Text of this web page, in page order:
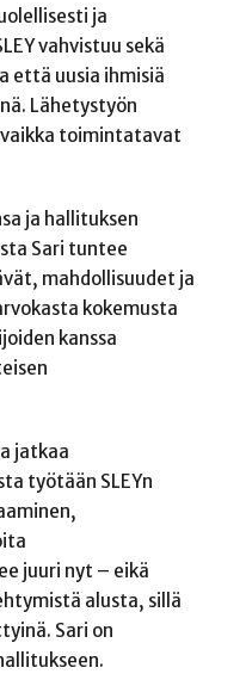
ja
vahvistuu sekä
että uusia ihmisiä
Lähetystyön
toimintatavat
ja hallituksen
Sari tuntee
mahdollisuudet ja
kokemusta
kanssa
jatkaa
työtään SLEYn
juuri nyt – eikä
alusta, sillä
Sari on